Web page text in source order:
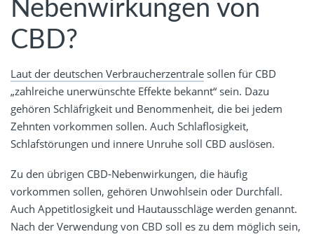
Nebenwirkungen von
CBD?
Laut der deutschen Verbraucherzentrale sollen für CBD
„zahlreiche unerwünschte Effekte bekannt“ sein. Dazu
gehören Schläfrigkeit und Benommenheit, die bei jedem
Zehnten vorkommen sollen. Auch Schlaflosigkeit,
Schlafstörungen und innere Unruhe soll CBD auslösen.
Zu den übrigen CBD-Nebenwirkungen, die häufig
vorkommen sollen, gehören Unwohlsein oder Durchfall.
Auch Appetitlosigkeit und Hautausschläge werden genannt.
Nach der Verwendung von CBD soll es zu dem möglich sein,